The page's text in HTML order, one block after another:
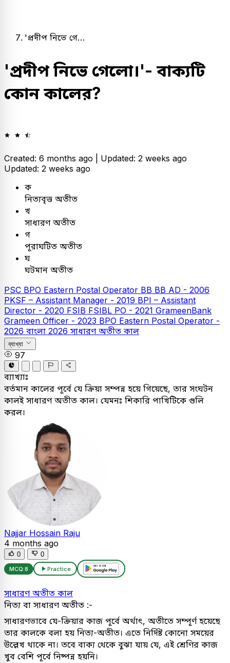
'প্রদীপ নিভে গে…
'প্রদীপ নিভে গেলো।'- বাক্যটি
কোন কালের?
Created: 6 months ago | Updated: 2 weeks ago
Updated: 2 weeks ago
ক
নিত্যবৃত্ত অতীত
খ
সাধারণ অতীত
গ
পূরাঘটিত অতীত
ঘ
ঘটমান অতীত
PSC BPO Eastern Postal Operator BB BB AD - 2006
PKSF – Assistant Manager - 2019 BPI – Assistant
Director - 2020 FSIB FSIBL PO - 2021 GrameenBank
Grameen Officer - 2023 BPO Eastern Postal Operator -
2026 বাংলা 2026 সাধারণ অতীত কাল
ব্যাখ্যা
97
ব্যাখ্যাঃ
বর্তমান কালের পূর্বে যে ক্রিয়া সম্পন্ন হয়ে গিয়েছে, তার সংঘটন
কালই সাধারণ অতীত কাল। যেমনঃ শিকারি পাখিটিকে গুলি
করল।
Najjar Hossain Raju
4 months ago
0 0
MCQ:8 Practice
সাধারণ অতীত কাল
নিত্য বা সাধারণ অতীত :-
সাধারণভাবে যে-ক্রিয়ার কাজ পূর্বে অর্থাৎ, অতীতে সম্পূর্ণ হয়েছে
তার কালকে বলা হয় নিত্য-অতীত। এতে নির্দিষ্ট কোনো সময়ের
উল্লেখ থাকে না। তবে বাক্য থেকে বুঝা যায় যে, এই শ্রেণির কাজ
খুব বেশি পূর্বে নিষ্পন্ন হয়নি।